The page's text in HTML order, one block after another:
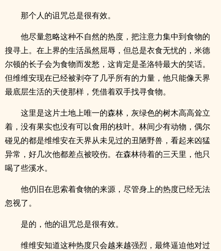
那个人的诅咒总是很有效。
他尽量忽略这种不自然的热度，把注意力集中到食物的
搜寻上。在上界的生活虽然屈辱，但总是衣食无忧的，米德
尔顿的长子会为食物而发愁，这肯定是圣洛特最大的笑话。
但维维安现在已经被剥夺了几乎所有的力量，他只能像天界
最底层生活的天使那样，凭借着双手找寻食物。
这里是这片土地上唯一的森林，灰绿色的树木高高耸立
着，没有果实也没有可以食用的枝叶。林间少有动物，偶尔
碰见的都是维维安在天界从未见过的丑陋野兽，看起来凶猛
异常，好几次他都差点被咬伤。在森林待着的三天里，他只
喝了些溪水。
他仍旧在思索着食物的来源，尽管身上的热度已经无法
忽视了。
是的，他的诅咒总是很有效。
维维安知道这种热度只会越来越强烈，最终逼迫他对过